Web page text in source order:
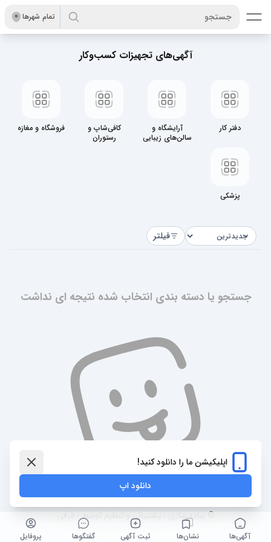
تمام شهر‌ها جستجو
آگهی‌های تجهیزات کسب‌وکار
دفتر کار
آرایشگاه و
سالن‌های زیبایی
کافی‌شاپ و
رستوران
فروشگاه و مغازه
پزشکی
فیلتر
جستجو یا دسته بندی انتخاب شده نتیجه ای نداشت
© پیاده سازی ، پشتیبانی و تنظیم توسط : مُرفی
آگهی‌ها نشان‌ها ثبت آگهی گفتگو‌ها پروفایل
اپلیکیشن ما را دانلود کنید!
دانلود اپ